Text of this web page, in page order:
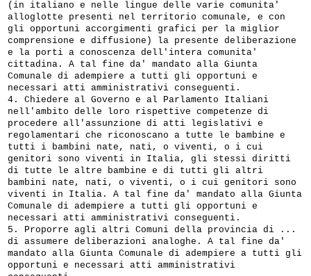
(in italiano e nelle lingue delle varie comunita'
alloglotte presenti nel territorio comunale, e con
gli opportuni accorgimenti grafici per la miglior
comprensione e diffusione) la presente deliberazione
e la porti a conoscenza dell'intera comunita'
cittadina. A tal fine da' mandato alla Giunta
Comunale di adempiere a tutti gli opportuni e
necessari atti amministrativi conseguenti.
4. Chiedere al Governo e al Parlamento Italiani
nell'ambito delle loro rispettive competenze di
procedere all'assunzione di atti legislativi e
regolamentari che riconoscano a tutte le bambine e
tutti i bambini nate, nati, o viventi, o i cui
genitori sono viventi in Italia, gli stessi diritti
di tutte le altre bambine e di tutti gli altri
bambini nate, nati, o viventi, o i cui genitori sono
viventi in Italia. A tal fine da' mandato alla Giunta
Comunale di adempiere a tutti gli opportuni e
necessari atti amministrativi conseguenti.
5. Proporre agli altri Comuni della provincia di ...
di assumere deliberazioni analoghe. A tal fine da'
mandato alla Giunta Comunale di adempiere a tutti gli
opportuni e necessari atti amministrativi